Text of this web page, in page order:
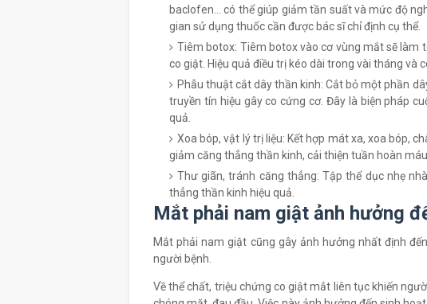
baclofen... có thể giúp giảm tần suất và mức độ
gian sử dụng thuốc cần được bác sĩ chỉ định cụ thể.
Tiêm botox: Tiêm botox vào cơ vùng mắt sẽ làm
co giật. Hiệu quả điều trị kéo dài trong vài tháng và
Phẫu thuật cắt dây thần kinh: Cắt bỏ một phần
truyền tín hiệu gây co cứng cơ. Đây là biện pháp
quả.
Xoa bóp, vật lý trị liệu: Kết hợp mát xa, xoa bóp,
giảm căng thẳng thần kinh, cải thiện tuần hoàn
Thư giãn, tránh căng thẳng: Tập thể dục nhẹ
thẳng thần kinh hiệu quả.
Mắt phải nam giật ảnh hưởng
Mắt phải nam giật cũng gây ảnh hưởng nhất định
người bệnh.
Về thể chất, triệu chứng co giật mắt liên tục khiến